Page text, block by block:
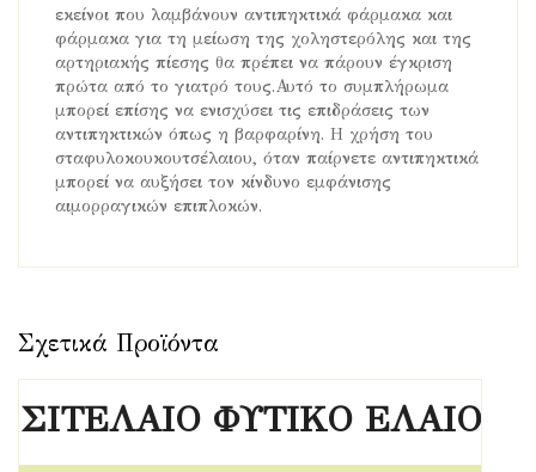
εκείνοι που λαμβάνουν αντιπηκτικά φάρμακα και
φάρμακα για τη μείωση της χοληστερόλης και της
αρτηριακής πίεσης θα πρέπει να πάρουν έγκριση
πρώτα από το γιατρό τους.Αυτό το συμπλήρωμα
μπορεί επίσης να ενισχύσει τις επιδράσεις των
αντιπηκτικών όπως η βαρφαρίνη. Η χρήση του
σταφυλοκουκουτσέλαιου, όταν παίρνετε αντιπηκτικά
μπορεί να αυξήσει τον κίνδυνο εμφάνισης
αιμορραγικών επιπλοκών.
ΣΙΤΕΛΑΙΟ ΦΥΤΙΚΟ ΕΛΑΙΟ